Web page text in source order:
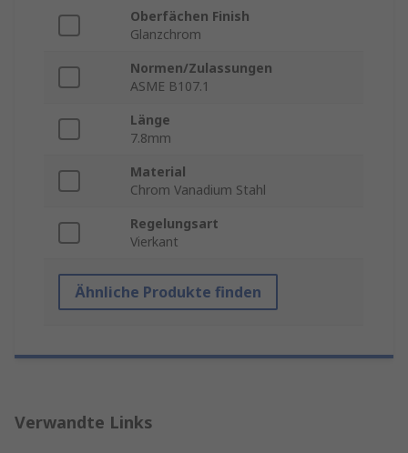
Oberfächen Finish
Glanzchrom
Normen/Zulassungen
ASME B107.1
Länge
7.8mm
Material
Chrom Vanadium Stahl
Regelungsart
Vierkant
Ähnliche Produkte finden
Verwandte Links